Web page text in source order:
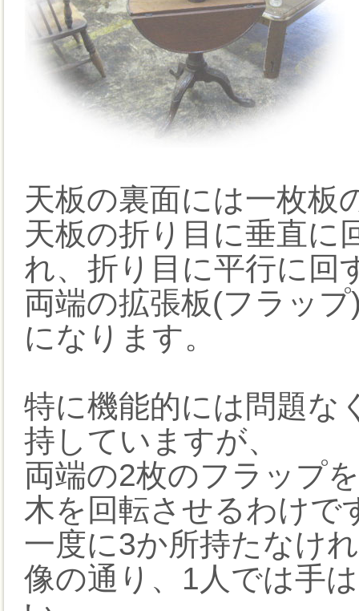
天板の裏面には一枚板
天板の折り目に垂直に
れ、折り目に平行に回
両端の拡張板(フラッ
になります。
特に機能的には問題な
持していますが、
両端の2枚のフラップ
木を回転させるわけで
一度に3か所持たなけ
像の通り、1人では手